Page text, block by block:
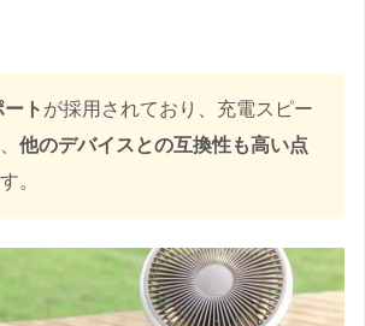
ト が採用されており、充電スピー
他のデバイスとの互換性も高い点
。